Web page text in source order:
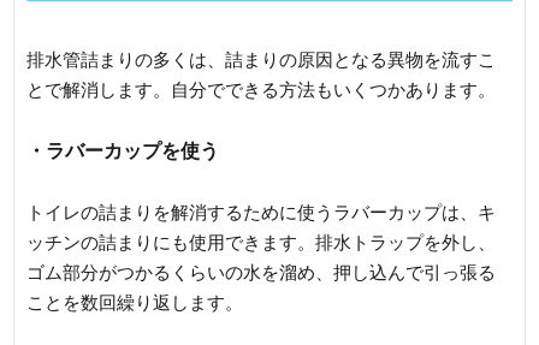
排水管詰まりの多くは、詰まりの原因となる異物を流すこ
とで解消します。自分でできる方法もいくつかあります。
・ラバーカップを使う
トイレの詰まりを解消するために使うラバーカップは、キ
ッチンの詰まりにも使用できます。排水トラップを外し、
ゴム部分がつかるくらいの水を溜め、押し込んで引っ張る
ことを数回繰り返します。